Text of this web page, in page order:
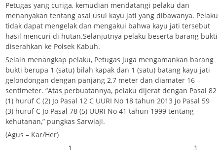
Petugas yang curiga, kemudian mendatangi pelaku dan
menanyakan tentang asal usul kayu jati yang dibawanya. Pelaku
tidak dapat mengelak dan mengakui bahwa kayu jati tersebut
hasil mencuri di hutan.Selanjutnya pelaku beserta barang bukti
diserahkan ke Polsek Kabuh.
Selain menangkap pelaku, Petugas juga mengamankan barang
bukti berupa 1 (satu) bilah kapak dan 1 (satu) batang kayu jati
gelondongan dengan panjang 2,7 meter dan diamater 16
sentimeter. “Atas perbuatannya, pelaku dijerat dengan Pasal 82
(1) huruf C (2) Jo Pasal 12 C UURI No 18 tahun 2013 Jo Pasal 59
(3) huruf C Jo Pasal 78 (5) UURI No 41 tahun 1999 tentang
kehutanan,” pungkas Sarwiaji.
(Agus – Kar/Her)
1 1